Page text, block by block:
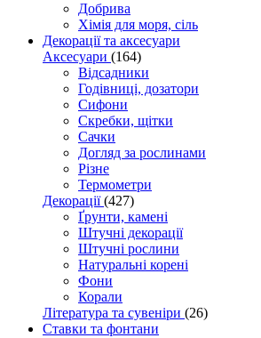
Добрива
Хімія для моря, сіль
Декорації та аксесуари
Аксесуари (164)
Відсадники
Годівниці, дозатори
Сифони
Скребки, щітки
Сачки
Догляд за рослинами
Різне
Термометри
Декорації(427)
Ґрунти, камені
Штучні декорації
Штучні рослини
Натуральні корені
Фони
Корали
Література та сувеніри (26)
Ставки та фонтани